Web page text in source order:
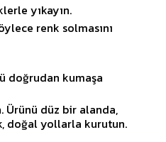
yıkayın.
renk solmasını
doğrudan kumaşa
Ürünü düz bir alanda,
doğal yollarla kurutun.